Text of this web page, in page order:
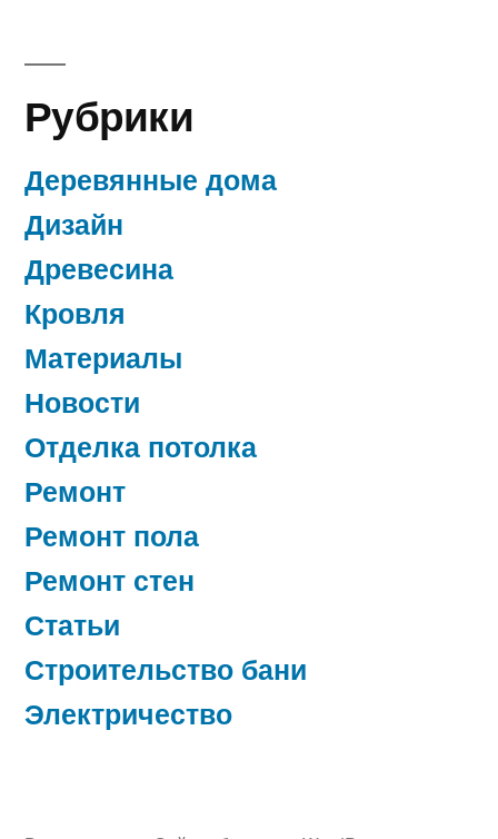
Рубрики
Деревянные дома
Дизайн
Древесина
Кровля
Материалы
Новости
Отделка потолка
Ремонт
Ремонт пола
Ремонт стен
Статьи
Строительство бани
Электричество